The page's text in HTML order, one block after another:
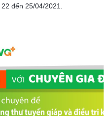
22 đến 25/04/2021.